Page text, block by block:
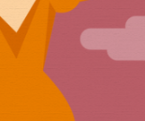
są dane